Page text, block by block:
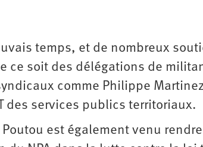
temps, et de nombreux
ce soit des délégations de
comme Philippe
des services publics territoriaux.
est également venu